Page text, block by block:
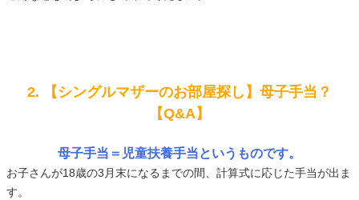
2. 【シングルマザーのお部屋探し】母子手当？
【Q&A】
母子手当＝児童扶養手当というものです。
お子さんが18歳の3月末になるまでの間、計算式に応じた手当が出ま
す。